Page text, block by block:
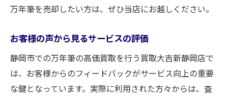
万年筆を売却したい方は、ぜひ当店にお越しください。
お客様の声から見るサービスの評価
静岡市での万年筆の高価買取を行う買取大吉新静岡店で
は、お客様からのフィードバックがサービス向上の重要
な鍵となっています。実際に利用された方々からは、査